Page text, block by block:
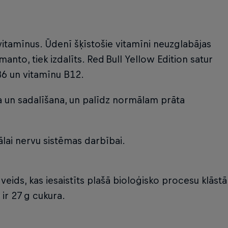
Ūdenī šķīstošie vitamīni neuzglabājas
tiek izdalīts. Red Bull Yellow Edition satur
un vitamīnu B12.
sadalīšana, un palīdz normālam prāta
nervu sistēmas darbībai.
kas iesaistīts plašā bioloģisko procesu klāstā
27 g cukura.